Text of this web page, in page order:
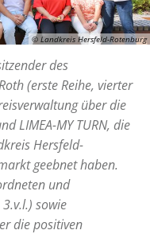
© Landkreis Hersfeld-Rotenburg
des
(erste Reihe, vierter
über die
LIMEA-MY TURN, die
Hersfeld-
geebnet haben.
und
sowie
die positiven